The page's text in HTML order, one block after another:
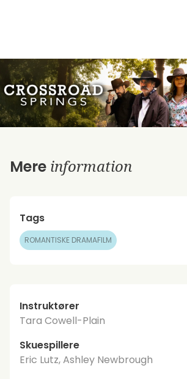
Mere information
Tags
ROMANTISKE DRAMAFILM
Instruktører
Tara Cowell-Plain
Skuespillere
Eric Lutz, Ashley Newbrough